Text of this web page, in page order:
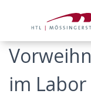
im Labor